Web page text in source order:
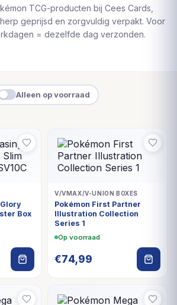
TCG-producten bij Cees Cards,
geprijsd en zorgvuldig verpakt. Voor
= dezelfde dag verzonden.
Alleen op voorraad
Box
V/VMAX/V-UNION BOXES
Pokémon First Partner
Illustration Collection
Series 1
Op voorraad
€74,99